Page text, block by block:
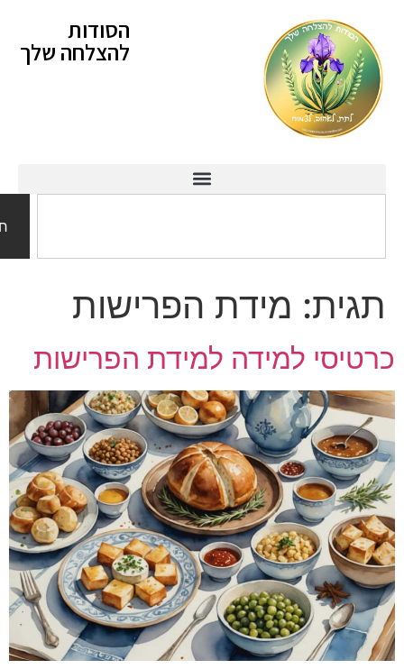
הסודות
להצלחה שלך
מידת הפרישות
למידה למידת הפרישות